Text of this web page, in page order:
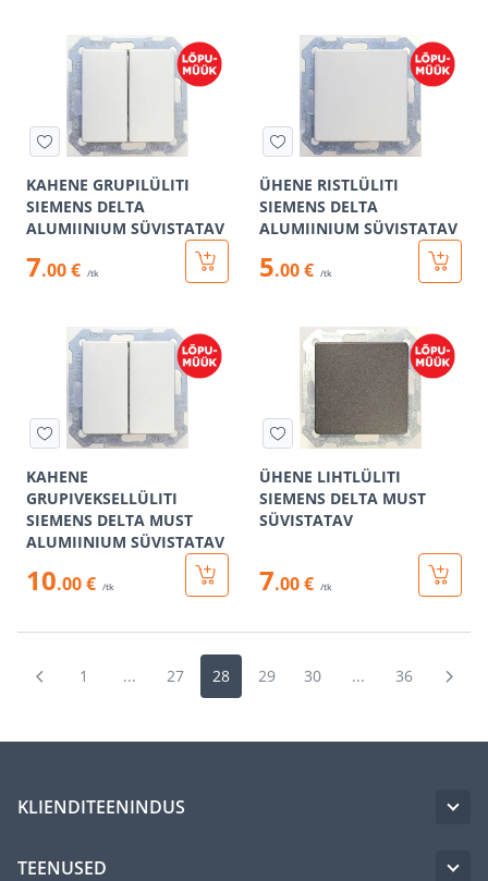
KAHENE GRUPILÜLITI
SIEMENS DELTA
ALUMIINIUM SÜVISTATAV
7.00 € /tk
ÜHENE RISTLÜLITI
SIEMENS DELTA
ALUMIINIUM SÜVISTATAV
5.00 € /tk
KAHENE
GRUPIVEKSELLÜLITI
SIEMENS DELTA MUST
ALUMIINIUM SÜVISTATAV
10.00 € /tk
ÜHENE LIHTLÜLITI
SIEMENS DELTA MUST
SÜVISTATAV
7.00 € /tk
1 ... 27 28 29 30 ... 36
KLIENDITEENINDUS
TEENUSED